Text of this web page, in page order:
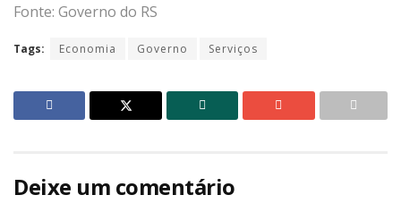
Fonte: Governo do RS
Tags: Economia Governo Serviços
Deixe um comentário